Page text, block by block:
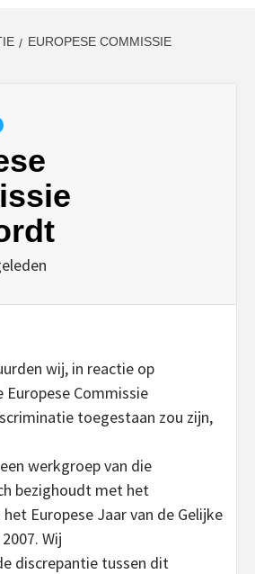
EUROPESE COMMISSIE
wij, in reactie op
Europese Commissie
toegestaan zou zijn,
werkgroep van die
bezighoudt met het
Europese Jaar van de Gelijke
Wij
discrepantie tussen dit